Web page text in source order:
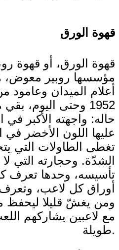
قهوة الورق
قهوة الورق، أو قهوة
مؤسسها روبير معوض،
أعلام الميدان وعامود
1952 وحتى اليوم،
حاله: واجهته الأكبر
عليها اللون الأخضر
تغطى الطاولات التي
الشدّة. وحجارته التي
تأسيسه، وحدها تعرف
أوراق كل لاعب،
ومن يغشّ قليلا ليحفظ
مع لاعبين يشاركهم
طويلة.